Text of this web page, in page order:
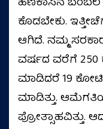
ಕೊಡಬೇಕು.
ಆಗಿದೆ. ನಮ್ಮ
ವರ್ಷದ ವರೆಗೆ
ಮಾಡಿದರೆ 19
ಮಾಡಿತ್ತು.
ಪ್ರೋತ್ಸಾಹವಿತ್ತು.